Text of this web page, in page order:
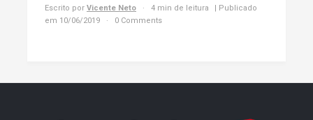
Escrito por Vicente Neto 4 min de leitura
| Publicado
em 10/06/2019
0 Comments